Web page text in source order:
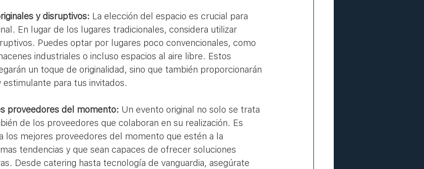
y disruptivos: La elección del espacio es crucial para
En lugar de los lugares tradicionales, considera utilizar
Puedes optar por lugares poco convencionales, como
industriales o incluso espacios al aire libre. Estos
un toque de originalidad, sino que también proporcionarán
para tus invitados.
proveedores del momento: Un evento original no solo se trata
de los proveedores que colaboran en su realización. Es
los mejores proveedores del momento que estén a la
tendencias y que sean capaces de ofrecer soluciones
Desde catering hasta tecnología de vanguardia, asegúrate